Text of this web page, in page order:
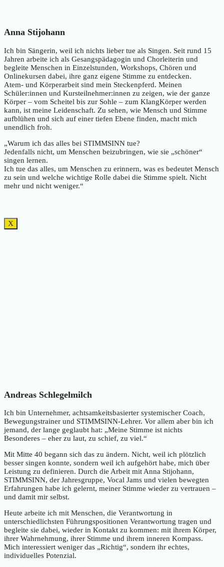
Anna Stijohann
Ich bin Sängerin, weil ich nichts lieber tue als Singen. Seit rund 15
Jahren arbeite ich als Gesangspädagogin und Chorleiterin und
begleite Menschen in Einzelstunden, Workshops, Chören und
Onlinekursen dabei, ihre ganz eigene Stimme zu entdecken.
Atem- und Körperarbeit sind mein Steckenpferd. Meinen
Schüler:innen und Kursteilnehmer:innen zu zeigen, wie der ganze
Körper – vom Scheitel bis zur Sohle – zum KlangKörper werden
kann, ist meine Leidenschaft. Zu sehen, wie Mensch und Stimme
aufblühen und sich auf einer tiefen Ebene finden, macht mich
unendlich froh.
„Warum ich das alles bei STIMMSINN tue?
Jedenfalls nicht, um Menschen beizubringen, wie sie „schöner“
singen lernen.
Ich tue das alles, um Menschen zu erinnern, was es bedeutet Mensch
zu sein und welche wichtige Rolle dabei die Stimme spielt. Nicht
mehr und nicht weniger.“
X
Andreas Schlegelmilch
Ich bin Unternehmer, achtsamkeitsbasierter systemischer Coach,
Bewegungstrainer und STIMMSINN-Lehrer. Vor allem aber bin ich
jemand, der lange geglaubt hat: „Meine Stimme ist nichts
Besonderes – eher zu laut, zu schief, zu viel.“
Mit Mitte 40 begann sich das zu ändern. Nicht, weil ich plötzlich
besser singen konnte, sondern weil ich aufgehört habe, mich über
Leistung zu definieren. Durch die Arbeit mit Anna Stijohann,
STIMMSINN, der Jahresgruppe, Vocal Jams und vielen bewegten
Erfahrungen habe ich gelernt, meiner Stimme wieder zu vertrauen –
und damit mir selbst.
Heute arbeite ich mit Menschen, die Verantwortung in
unterschiedlichsten Führungspositionen Verantwortung tragen und
begleite sie dabei, wieder in Kontakt zu kommen: mit ihrem Körper,
ihrer Wahrnehmung, ihrer Stimme und ihrem inneren Kompass.
Mich interessiert weniger das „Richtig“, sondern ihr echtes,
individuelles Potenzial.